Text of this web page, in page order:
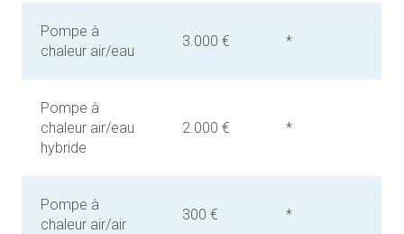
Pompe à
chaleur air/eau
3.000 € *
Pompe à
chaleur air/eau
hybride
2.000 € *
Pompe à
chaleur air/air
300 € *